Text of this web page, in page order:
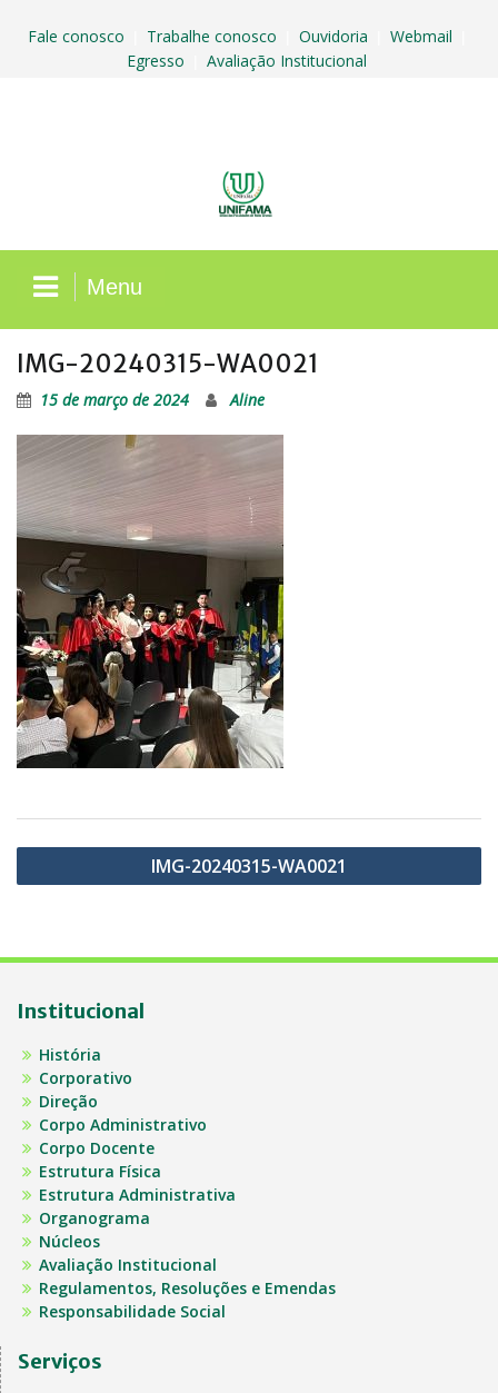
Fale conosco Trabalhe conosco Ouvidoria Webmail
Egresso Avaliação Institucional
Menu
IMG-20240315-WA0021
15 de março de 2024 Aline
Navegação
de
IMG-20240315-WA0021
Institucional
História
Corporativo
Direção
Corpo Administrativo
Corpo Docente
Estrutura Física
Estrutura Administrativa
Organograma
Núcleos
Avaliação Institucional
Regulamentos, Resoluções e Emendas
Responsabilidade Social
Serviços